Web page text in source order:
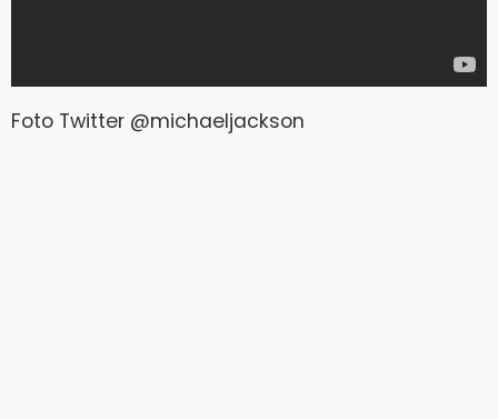
Foto Twitter @michaeljackson